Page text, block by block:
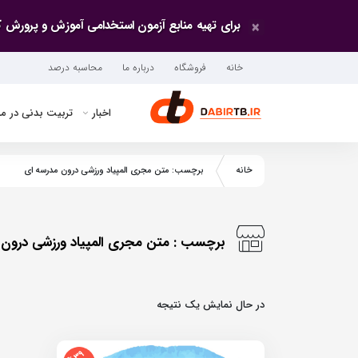
× برای تهیه منابع آزمون استخدامی آموزش و پرورش
خانه فروشگاه درباره ما محاسبه درصد
اخبار تربیت بدنی در
خانه برچسب: متن مجری المپیاد ورزشی درون مدرسه ای
برچسب : متن مجری المپیاد ورزشی
در حال نمایش یک نتیجه